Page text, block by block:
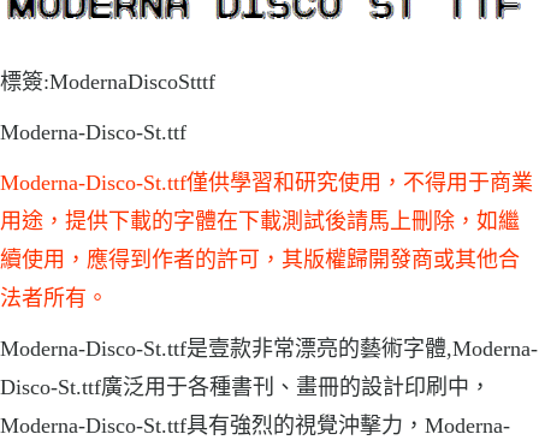
標簽:ModernaDiscoStttf
Moderna-Disco-St.ttf
Moderna-Disco-St.ttf僅供學習和研究使用，不得用于商業
用途，提供下載的字體在下載測試後請馬上刪除，如繼
續使用，應得到作者的許可，其版權歸開發商或其他合
法者所有。
Moderna-Disco-St.ttf是壹款非常漂亮的藝術字體,Moderna-
Disco-St.ttf廣泛用于各種書刊、畫冊的設計印刷中，
Moderna-Disco-St.ttf具有強烈的視覺沖擊力，Moderna-